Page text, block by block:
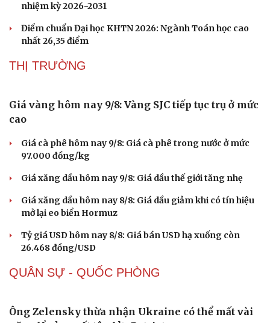
Sức khỏe
Cây thuốc
Sản phụ khoa
Nhi khoa
Nam khoa
Làm đẹp - giảm cân
Phòng mạch online
Ăn sạch sống khỏe
Đời sống
Blog
nhiệm kỳ 2026-2031
Điểm chuẩn Đại học KHTN 2026: Ngành Toán học cao
nhất 26,35 điểm
THỊ TRƯỜNG
Giá vàng hôm nay 9/8: Vàng SJC tiếp tục trụ ở mức
cao
Giá cà phê hôm nay 9/8: Giá cà phê trong nước ở mức
Giá xăng dầu hôm nay 9/8: Giá dầu thế giới tăng nhẹ